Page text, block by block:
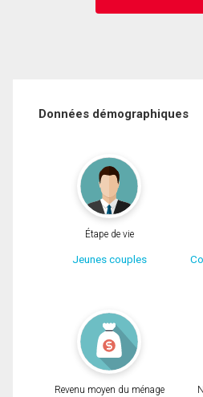
Données démographiques
Étape de vie
Jeunes couples
Revenu moyen du ménage